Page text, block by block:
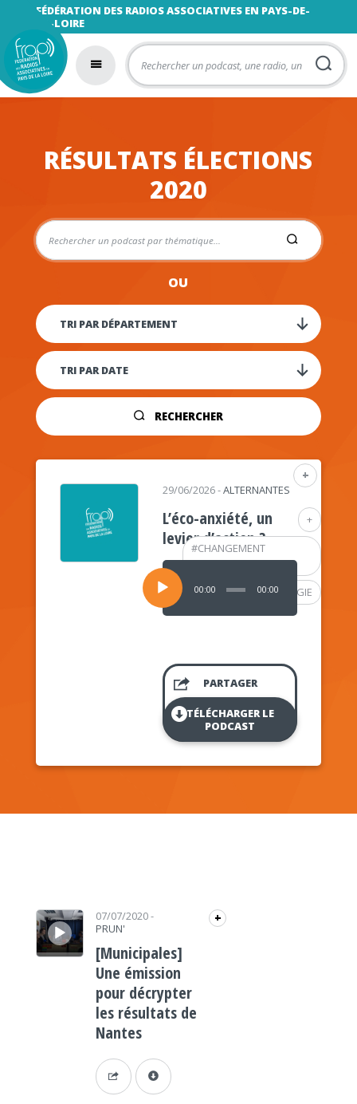
FÉDÉRATION DES RADIOS ASSOCIATIVES EN PAYS-DE-
LA-LOIRE
RÉSULTATS ÉLECTIONS
2020
OU
RECHERCHER
+
+
#CHANGEMENT
CLIMATIQUE
#PSYCHOLOGIE
29/06/2026-ALTERNANTES
L’éco-anxiété, un
levier d’action ?
Lecteur
audio
00:00 00:00
PARTAGER
TÉLÉCHARGER LE
PODCAST
Lecteur audio 07/07/2020-
PRUN'
+
[Municipales]
Une émission
pour décrypter
les résultats de
Nantes